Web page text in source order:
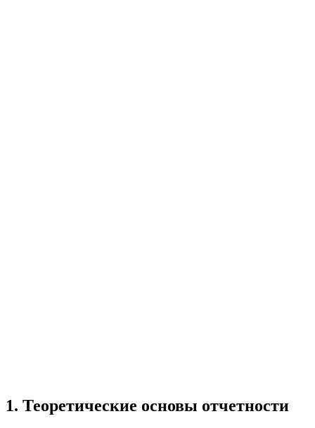
1. Теоретические основы отчетности